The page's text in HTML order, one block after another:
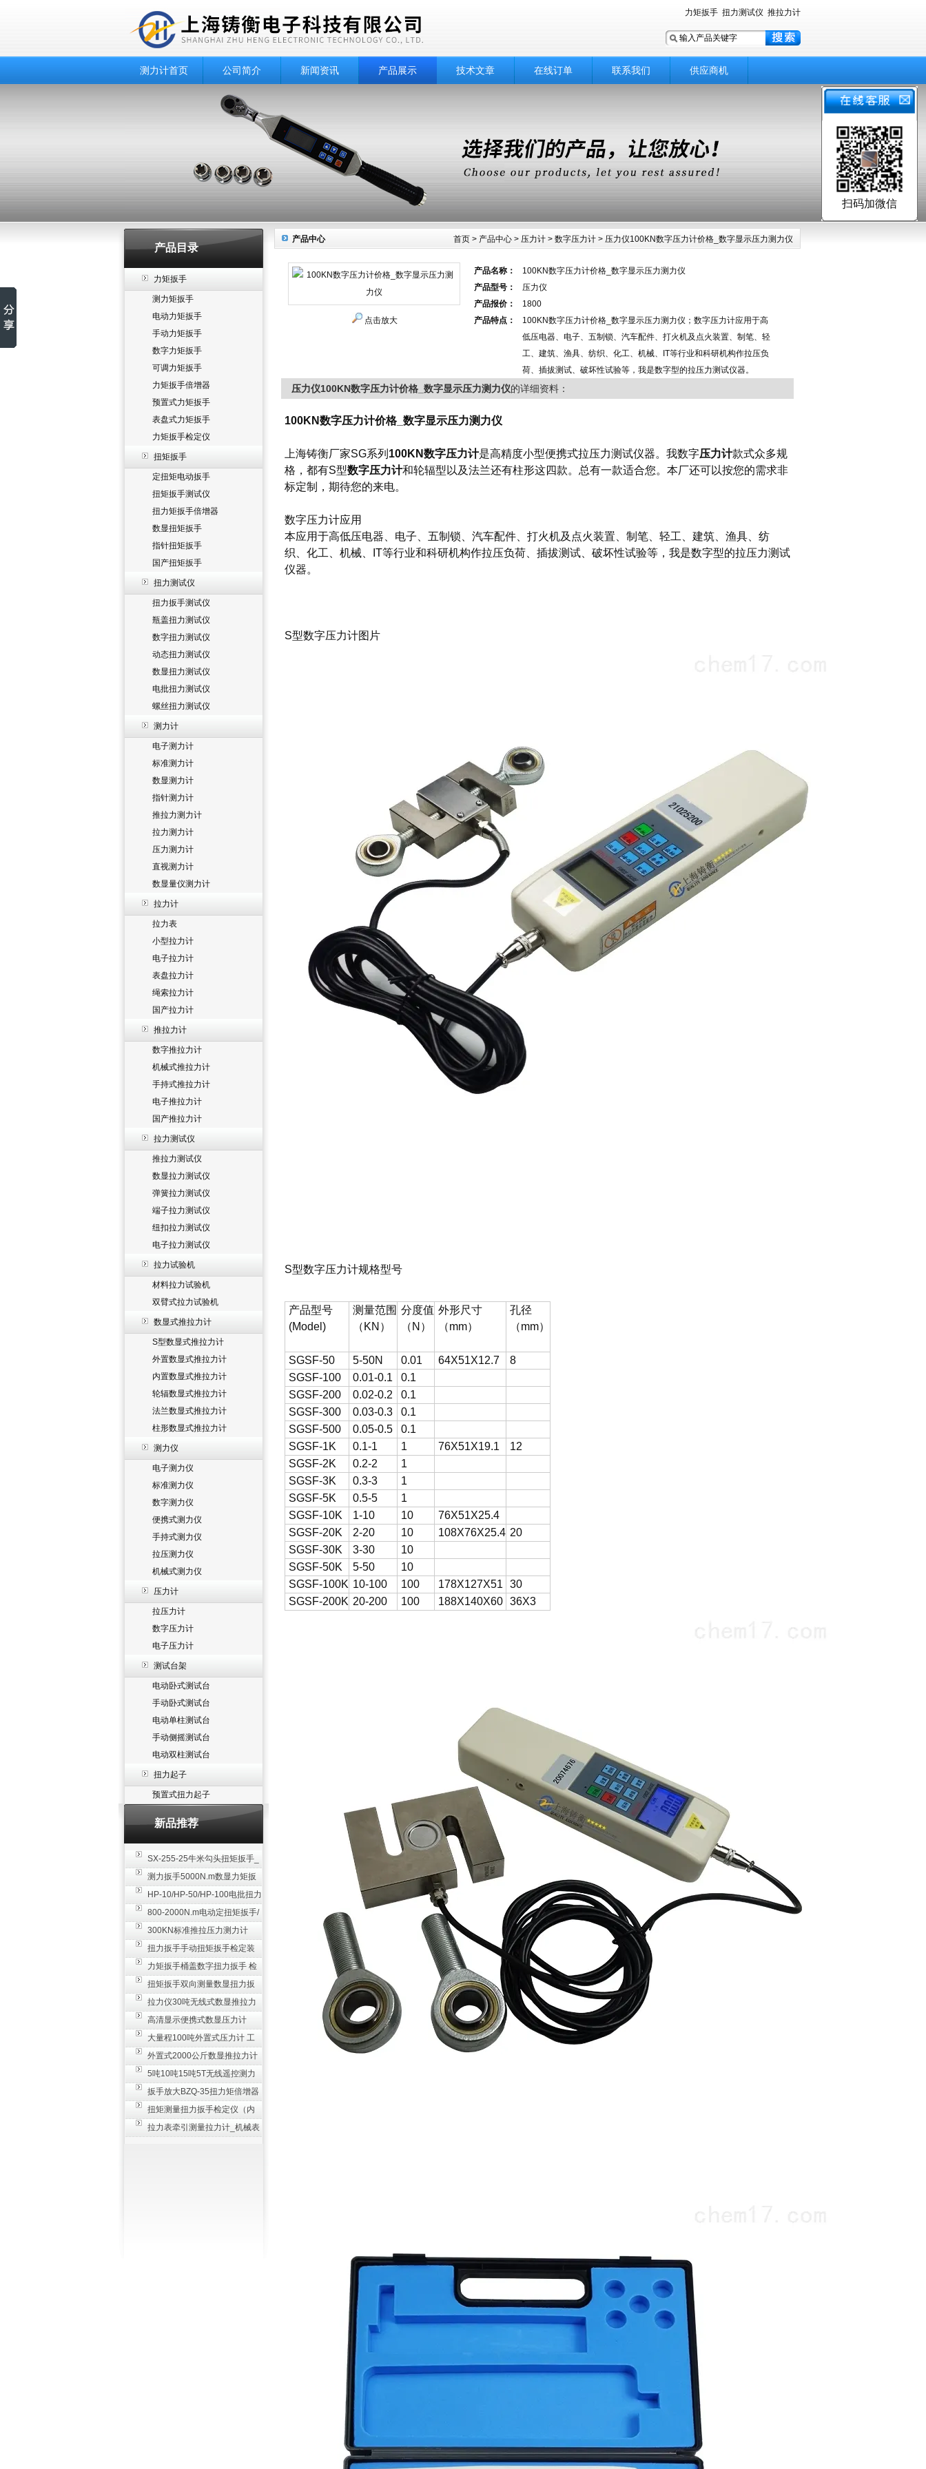
力矩扳手 扭力测试仪 推拉力计
测力计首页 公司简介 新闻资讯 产品展示 技术文章 在线订单 联系我们 供应商机
产品目录
力矩扳手
测力矩扳手
电动力矩扳手
手动力矩扳手
数字力矩扳手
可调力矩扳手
力矩扳手倍增器
预置式力矩扳手
表盘式力矩扳手
力矩扳手检定仪
扭矩扳手
定扭矩电动扳手
扭矩扳手测试仪
扭力矩扳手倍增器
数显扭矩扳手
指针扭矩扳手
国产扭矩扳手
扭力测试仪
扭力扳手测试仪
瓶盖扭力测试仪
数字扭力测试仪
动态扭力测试仪
数显扭力测试仪
电批扭力测试仪
螺丝扭力测试仪
测力计
电子测力计
标准测力计
数显测力计
指针测力计
推拉力测力计
拉力测力计
压力测力计
直视测力计
数显量仪测力计
拉力计
拉力表
小型拉力计
电子拉力计
表盘拉力计
绳索拉力计
国产拉力计
推拉力计
数字推拉力计
机械式推拉力计
手持式推拉力计
电子推拉力计
国产推拉力计
拉力测试仪
推拉力测试仪
数显拉力测试仪
弹簧拉力测试仪
端子拉力测试仪
纽扣拉力测试仪
电子拉力测试仪
拉力试验机
材料拉力试验机
双臂式拉力试验机
数显式推拉力计
S型数显式推拉力计
外置数显式推拉力计
内置数显式推拉力计
轮辐数显式推拉力计
法兰数显式推拉力计
柱形数显式推拉力计
测力仪
电子测力仪
标准测力仪
数字测力仪
便携式测力仪
手持式测力仪
拉压测力仪
机械式测力仪
压力计
拉压力计
数字压力计
电子压力计
测试台架
电动卧式测试台
手动卧式测试台
电动单柱测试台
手动侧摇测试台
电动双柱测试台
扭力起子
预置式扭力起子
新品推荐
SX-255-25牛米勾头扭矩扳手_
螺栓紧固扭力扳手
测力扳手5000N.m数显力矩扳
手 非标扭力扳手工业级
HP-10/HP-50/HP-100电批扭力
测试仪,测量仪
800-2000N.m电动定扭矩扳手/
扭矩电动扳手
300KN标准推拉压力测力计
_0.3级数显压力仪
扭力扳手手动扭矩扳手检定装
置 50-100N扳手测量仪器
力矩扳手桶盖数字扭力扳手 检
测瓶盖拧紧扭矩工具
扭矩扳手双向测量数显扭力扳
手 2000N,m力矩扳手价格
拉力仪30吨无线式数显推拉力
计 数字显示测力计80T
高清显示便携式数显压力计
300N500n_手持电子测力计
大量程100吨外置式压力计 工
业用数显测力计价格
外置式2000公斤数显推拉力计
_数字拉力压力测试仪
5吨10吨15吨5T无线遥控测力
计_带遥控电子拉力计数显式
扳手放大BZQ-35扭力矩倍增器
_3500牛米扭力倍力器仪
扭矩测量扭力扳手检定仪（内
置打印） 扭矩检验仪器
拉力表牵引测量拉力计_机械表
首页 > 产品中心 > 压力计 > 数字压力计 > 压力仪100KN数字压力计价格_数字显示压力测力仪
产品中心
点击放大
产品名称：
100KN数字压力计价格_数字显示压力测力仪
产品型号：
压力仪
产品报价：
1800
产品特点：
100KN数字压力计价格_数字显示压力测力仪；数字压力计应用于高
低压电器、电子、五制锁、汽车配件、打火机及点火装置、制笔、轻
工、建筑、渔具、纺织、化工、机械、IT等行业和科研机构作拉压负
荷、插拔测试、破坏性试验等，我是数字型的拉压力测试仪器。
压力仪100KN数字压力计价格_数字显示压力测力仪的详细资料：
100KN数字压力计价格_数字显示压力测力仪
上海铸衡厂家SG系列 100KN数字压力计是高精度小型便携式拉压力测试仪器。我数字压力计款式众多规
格，都有S型数字压力计和轮辐型以及法兰还有柱形这四款。总有一款适合您。本厂还可以按您的需求非
标定制，期待您的来电。
数字压力计应用
本应用于高低压电器、电子、五制锁、汽车配件、打火机及点火装置、制笔、轻工、建筑、渔具、纺
织、化工、机械、IT等行业和科研机构作拉压负荷、插拔测试、破坏性试验等，我是数字型的拉压力测试
仪器。
S型数字压力计图片
S型数字压力计规格型号
产品型号
(Model)
测量范围
（KN）
分度值
（N）
外形尺寸
（mm）
孔径
（mm）
SGSF-50 5-50N 0.01 64X51X12.7
8
SGSF-100
0.01-0.1
0.1
SGSF-200
0.02-0.2
0.1
SGSF-300
0.03-0.3
0.1
SGSF-500
0.05-0.5
0.1
SGSF-1K
0.1-1 1 76X51X19.1
12
SGSF-2K
0.2-2
1
SGSF-3K
0.3-3
1
SGSF-5K
0.5-5
1
SGSF-10K
1-10 10
76X51X25.4
SGSF-20K
2-20 10 108X76X25.4 20
SGSF-30K
3-30
10
SGSF-50K
5-50
10
SGSF-100K 10-100 100 178X127X51
30
SGSF-200K 20-200 100 188X140X60 36X3
扫码加微信